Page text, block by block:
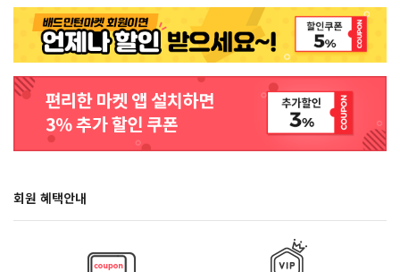
회원 혜택안내